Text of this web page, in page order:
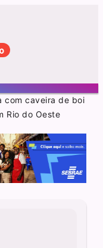
com caveira de boi
Rio do Oeste